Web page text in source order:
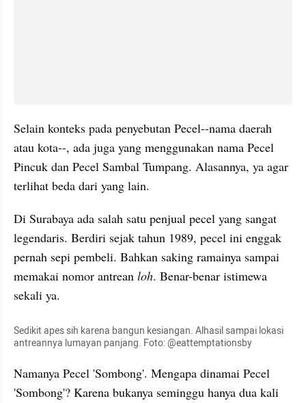
Selain konteks pada penyebutan Pecel--nama daerah
atau kota--, ada juga yang menggunakan nama Pecel
Pincuk dan Pecel Sambal Tumpang. Alasannya, ya agar
terlihat beda dari yang lain.
Di Surabaya ada salah satu penjual pecel yang sangat
legendaris. Berdiri sejak tahun 1989, pecel ini enggak
pernah sepi pembeli. Bahkan saking ramainya sampai
memakai nomor antrean loh. Benar-benar istimewa
sekali ya.
Sedikit apes sih karena bangun kesiangan. Alhasil sampai lokasi
antreannya lumayan panjang. Foto: @eattemptationsby
Namanya Pecel 'Sombong'. Mengapa dinamai Pecel
'Sombong'? Karena bukanya seminggu hanya dua kali